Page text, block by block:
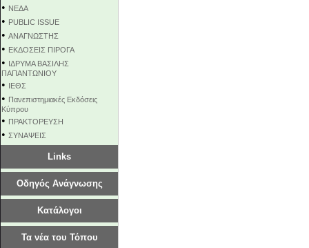
• NEΔΑ
• PUBLIC ISSUE
• ΑΝΑΓΝΩΣΤΗΣ
• ΕΚΔΟΣΕΙΣ ΠΙΡΟΓΑ
• ΙΔΡΥΜΑ ΒΑΣΙΛΗΣ
ΠΑΠΑΝΤΩΝΙΟΥ
• ΙΕΘΣ
• Πανεπιστημιακές Εκδόσεις
Κύπρου
• ΠΡΑΚΤΟΡΕΥΣΗ
• ΣΥΝΑΨΕΙΣ
Links
Οδηγός Ανάγνωσης
Κατάλογοι
Τα νέα του Τόπου